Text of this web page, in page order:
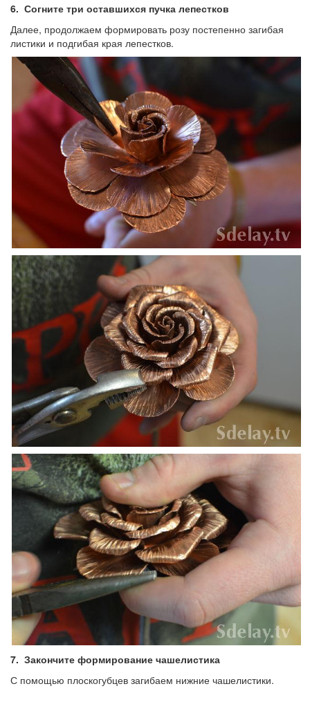
6. Согните три оставшихся пучка лепестков
Далее, продолжаем формировать розу постепенно загибая
листики и подгибая края лепестков.
7. Закончите формирование чашелистика
С помощью плоскогубцев загибаем нижние чашелистики.